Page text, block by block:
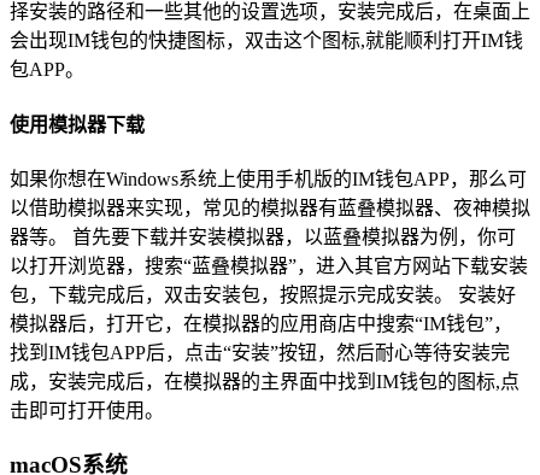
择安装的路径和一些其他的设置选项，安装完成后，在桌面上
会出现IM钱包的快捷图标，双击这个图标,就能顺利打开IM钱
包APP。
使用模拟器下载
如果你想在Windows系统上使用手机版的IM钱包APP，那么可
以借助模拟器来实现，常见的模拟器有蓝叠模拟器、夜神模拟
器等。 首先要下载并安装模拟器，以蓝叠模拟器为例，你可
以打开浏览器，搜索“蓝叠模拟器”，进入其官方网站下载安装
包，下载完成后，双击安装包，按照提示完成安装。 安装好
模拟器后，打开它，在模拟器的应用商店中搜索“IM钱包”，
找到IM钱包APP后，点击“安装”按钮，然后耐心等待安装完
成，安装完成后，在模拟器的主界面中找到IM钱包的图标,点
击即可打开使用。
macOS系统